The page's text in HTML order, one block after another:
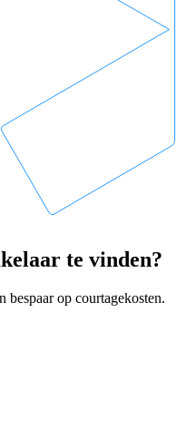
te vinden?
op courtagekosten.